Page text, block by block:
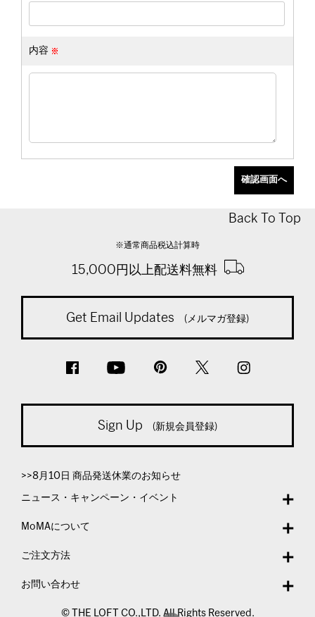
内容
Back To Top
※通常商品税込計算時
15,000円以上配送料無料
Get Email Updates (メルマガ登録)
Sign Up (新規会員登録)
>>8月10日 商品発送休業のお知らせ
ニュース・キャンペーン・イベント
MoMAについて
ご注文方法
お問い合わせ
© THE LOFT CO.,LTD. All Rights Reserved.